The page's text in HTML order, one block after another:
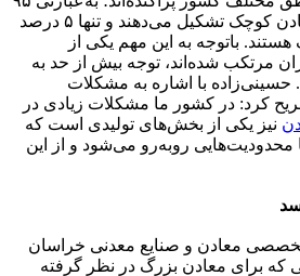
درصد معادن کشور را معادن کوچک تشکیل می‌دهند و تنها ۵ درصد
باتوجه به این مهم یکی از
مرتکب شده‌اند، توجه بیش از حد به
با اشاره به مشکلات
کرد: در کشور ما مشکلات زیادی در
نیز یکی از بخش‌های تولیدی است که
محدودیت‌هایی روبه‌رو می‌شود و از این
معادن و صنایع معدنی خراسان
که برای معادن بزرگ در نظر گرفته